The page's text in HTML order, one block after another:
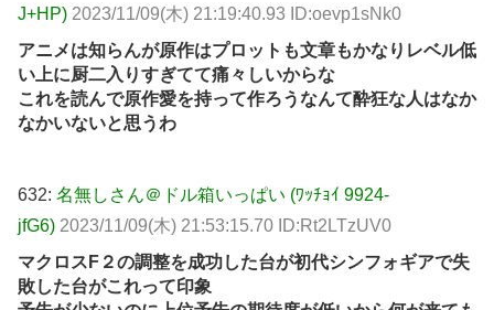
J+HP) 2023/11/09(木) 21:19:40.93 ID:oevp1sNk0
アニメは知らんが原作はプロットも文章もかなりレベル低
い上に厨二入りすぎてて痛々しいからな
これを読んで原作愛を持って作ろうなんて酔狂な人はなか
なかいないと思うわ
632: 名無しさん＠ドル箱いっぱい (ﾜｯﾁｮｲ 9924-
jfG6) 2023/11/09(木) 21:53:15.70 ID:Rt2LTzUV0
マクロスF２の調整を成功した台が初代シンフォギアで失
敗した台がこれって印象